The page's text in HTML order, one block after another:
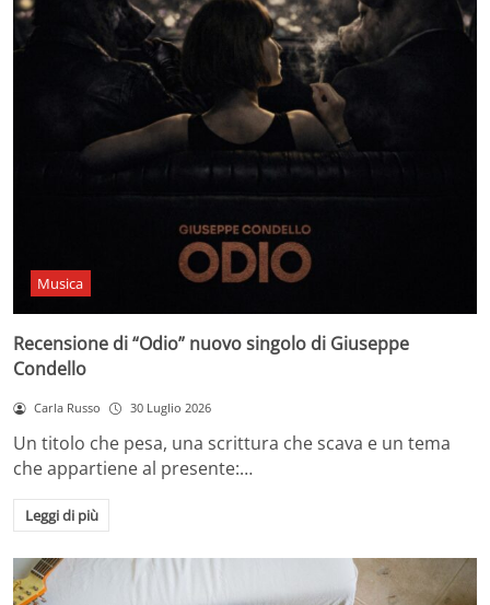
Musica
Recensione di “Odio” nuovo singolo di Giuseppe
Condello
Carla Russo 30 Luglio 2026
Un titolo che pesa, una scrittura che scava e un tema
che appartiene al presente:…
Leggi di più